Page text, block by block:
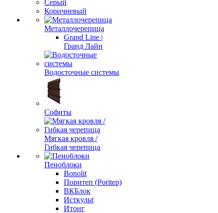
Серый
Коричневый
Металлочерепица
Grand Line |
Гранд Лайн
Водосточные системы
Софиты
Мягкая кровля /
Гибкая черепица
Пеноблоки
Bonolit
Поритеп (Poritep)
ВКБлок
Исткульт
Итонг